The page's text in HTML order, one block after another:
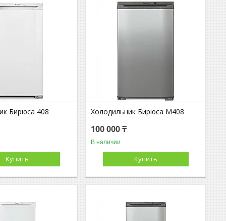
Бирюса 408
Купить
Холодильник Бирюса М408
100 000 ₸
В наличии
Купить